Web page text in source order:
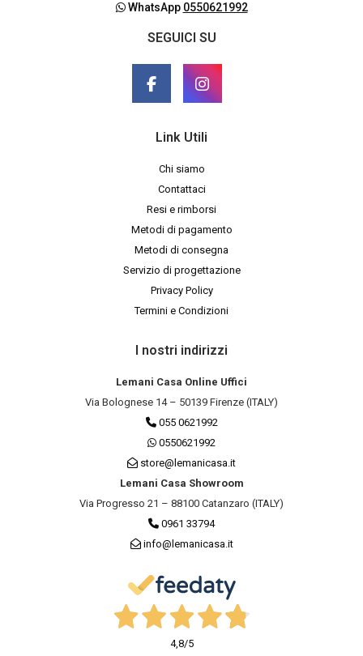
WhatsApp 0550621992
SEGUICI SU
Link Utili
Chi siamo
Contattaci
Resi e rimborsi
Metodi di pagamento
Metodi di consegna
Servizio di progettazione
Privacy Policy
Termini e Condizioni
I nostri indirizzi
Lemani Casa Online Uffici
Via Bolognese 14 – 50139 Firenze (ITALY)
055 0621992
0550621992
store@lemanicasa.it
Lemani Casa Showroom
Via Progresso 21 – 88100 Catanzaro (ITALY)
0961 33794
info@lemanicasa.it
4,8/5